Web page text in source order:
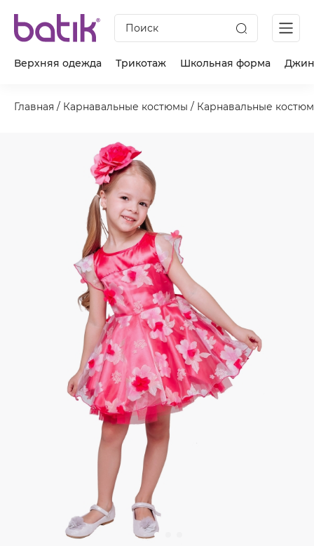
Поиск
Верхняя одежда Трикотаж Школьная форма
Главная / Карнавальные костюмы / Карнавальные